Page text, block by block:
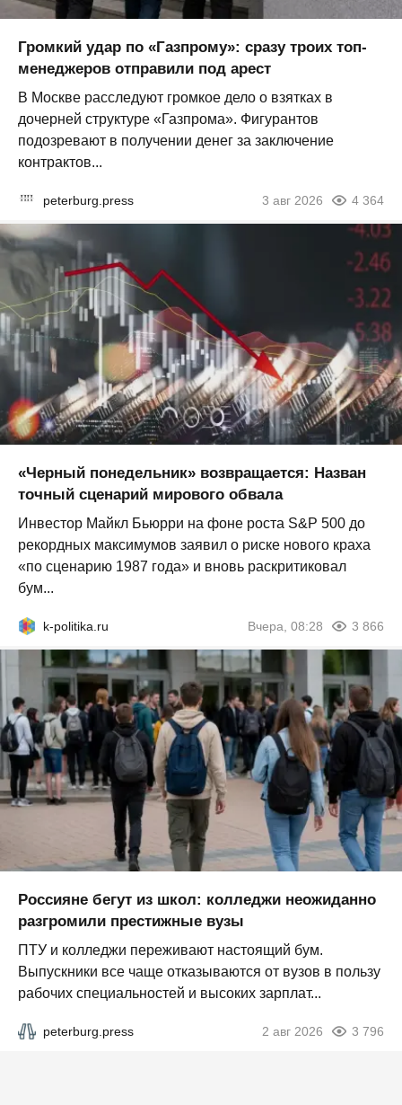
Громкий удар по «Газпрому»: сразу троих топ-
менеджеров отправили под арест
В Москве расследуют громкое дело о взятках в
дочерней структуре «Газпрома». Фигурантов
подозревают в получении денег за заключение
контрактов...
peterburg.press 3 авг 2026 4 364
«Черный понедельник» возвращается: Назван
точный сценарий мирового обвала
Инвестор Майкл Бьюрри на фоне роста S&P 500 до
рекордных максимумов заявил о риске нового краха
«по сценарию 1987 года» и вновь раскритиковал
бум...
k-politika.ru Вчера, 08:28 3 866
Россияне бегут из школ: колледжи неожиданно
разгромили престижные вузы
ПТУ и колледжи переживают настоящий бум.
Выпускники все чаще отказываются от вузов в пользу
рабочих специальностей и высоких зарплат...
peterburg.press 2 авг 2026 3 796